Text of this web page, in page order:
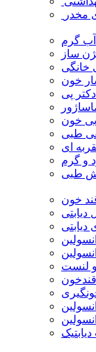
مخدر
گرم
ساز
خانگی
خون
پی
خون
طبی
ای
و گرم
طبی
خون
دیابتی
دیابتی
لنست